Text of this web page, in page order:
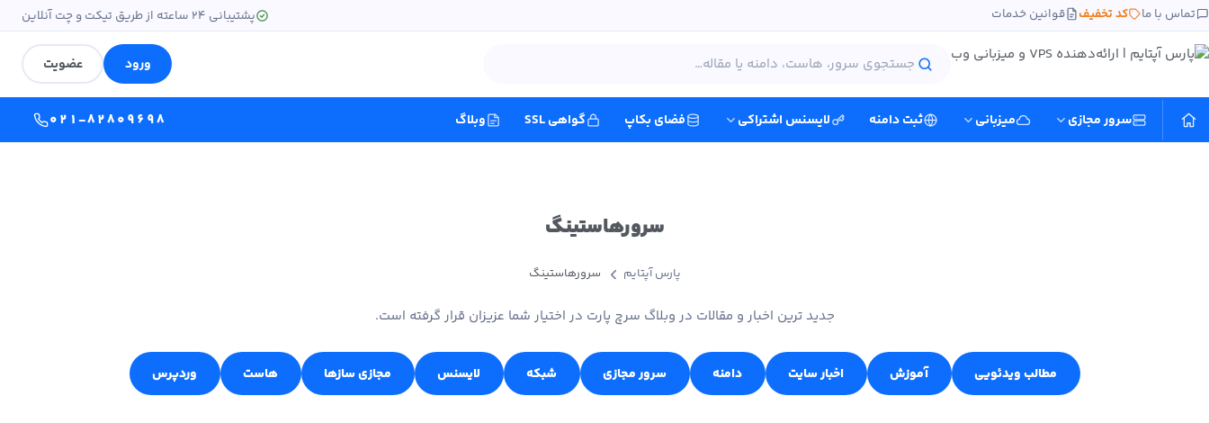
تماس با ما کد تخفیف قوانین خدمات پشتیبانی ۲۴ ساعته از طریق تیکت و چت آنلاین
ورود عضویت
سرور مجازی میزبانی ثبت دامنه لایسنس اشتراکی فضای بکاپ گواهی SSL وبلاگ ۰۲۱-۸۲۸۰۹۶۹۸
سرورهاستینگ
پارس آپتایم سرورهاستینگ
جدید ترین اخبار و مقالات در وبلاگ سرچ پارت در اختیار شما عزیزان قرار گرفته است.
مطالب ویدئویی آموزش اخبار سایت دامنه سرور مجازی شبکه لایسنس مجازی سازها هاست وردپرس